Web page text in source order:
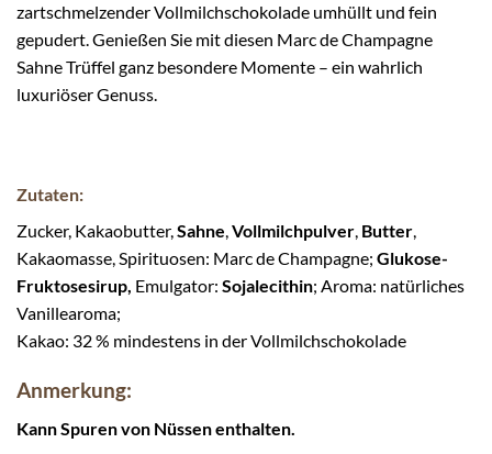
zartschmelzender Vollmilchschokolade umhüllt und fein
gepudert. Genießen Sie mit diesen Marc de Champagne
Sahne Trüffel ganz besondere Momente – ein wahrlich
luxuriöser Genuss.
Zutaten:
Zucker, Kakaobutter,Sahne,Vollmilchpulver, Butter,
Kakaomasse, Spirituosen: Marc de Champagne; Glukose-
Fruktosesirup, Emulgator: Sojalecithin; Aroma: natürliches
Vanillearoma;
Kakao: 32 % mindestens in der Vollmilchschokolade
Anmerkung:
Kann Spuren von Nüssen enthalten.